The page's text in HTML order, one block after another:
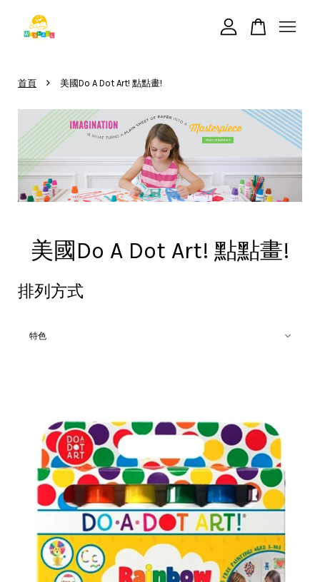
首頁 › 美國Do A Dot Art! 點點畫!
美國Do A Dot Art! 點點畫!
排列方式
您的購物車目前還是空的。
繼續購物